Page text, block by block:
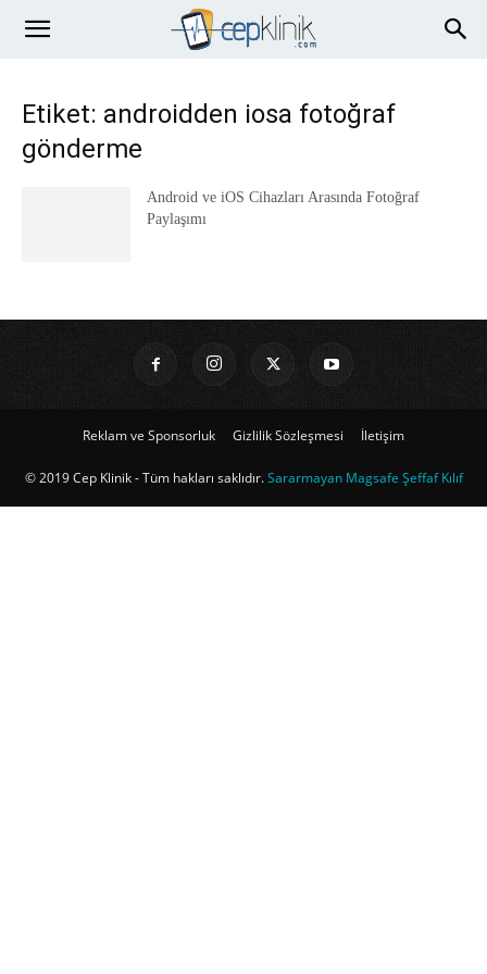
Etiket: androidden iosa fotoğraf
gönderme
Android ve iOS Cihazları Arasında Fotoğraf
Paylaşımı
Reklam ve Sponsorluk Gizlilik Sözleşmesi İletişim
© 2019 Cep Klinik - Tüm hakları saklıdır.Sararmayan Magsafe Şeffaf Kılıf